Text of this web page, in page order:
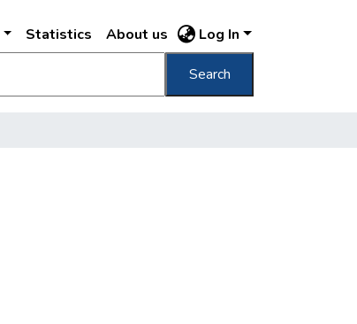
Statistics About us Log In
Search